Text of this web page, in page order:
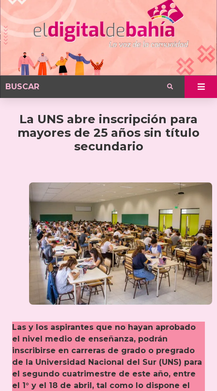
La UNS abre inscripción para
mayores de 25 años sin título
secundario
Las y los aspirantes que no hayan aprobado
el nivel medio de enseñanza, podrán
inscribirse en carreras de grado o pregrado
de la Universidad Nacional del Sur (UNS) para
el segundo cuatrimestre de este año, entre
el 1° y el 18 de abril, tal como lo dispone el